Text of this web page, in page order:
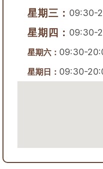
星期三： 09:30-
星期四： 09:30-
星期六： 09:30-
星期日： 09:30-